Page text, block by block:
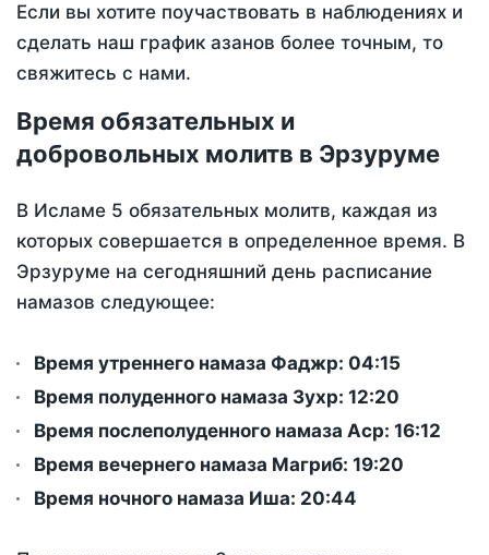
Если вы хотите поучаствовать в наблюдениях и
сделать наш график азанов более точным, то
свяжитесь с нами.
Время обязательных и
добровольных молитв в Эрзуруме
В Исламе 5 обязательных молитв, каждая из
которых совершается в определенное время. В
Эрзуруме на сегодняшний день расписание
намазов следующее:
Время утреннего намаза Фаджр: 04:15
Время полуденного намаза Зухр: 12:20
Время послеполуденного намаза Аср: 16:12
Время вечернего намаза Магриб: 19:20
Время ночного намаза Иша: 20:44